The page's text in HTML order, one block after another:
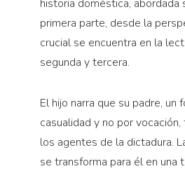
historia doméstica, abordada
primera parte, desde la
crucial se encuentra en la
segunda y tercera.
El hijo narra que su padre, un
casualidad y no por
los agentes de la dictadura.
se transforma para él en una